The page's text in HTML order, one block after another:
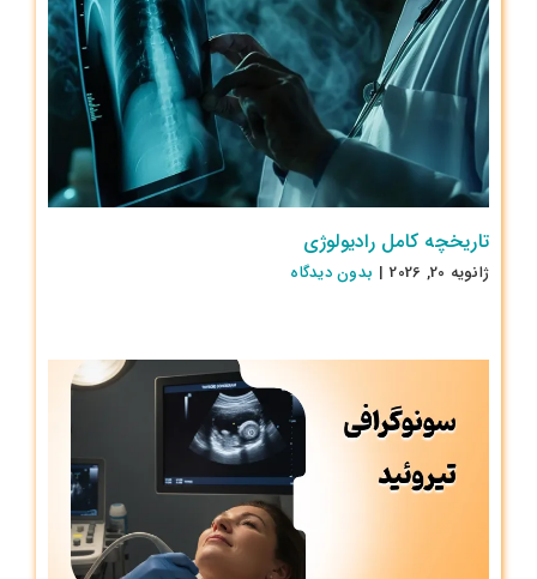
تاریخچه کامل رادیولوژی
ژانویه 20, 2026 | بدون ديدگاه